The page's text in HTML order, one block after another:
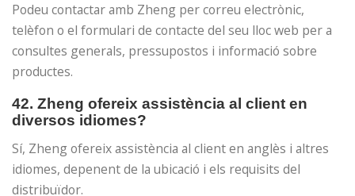
Podeu contactar amb Zheng per correu electrònic,
telèfon o el formulari de contacte del seu lloc web per a
consultes generals, pressupostos i informació sobre
productes.
42. Zheng ofereix assistència al client en
diversos idiomes?
Sí, Zheng ofereix assistència al client en anglès i altres
idiomes, depenent de la ubicació i els requisits del
distribuïdor.